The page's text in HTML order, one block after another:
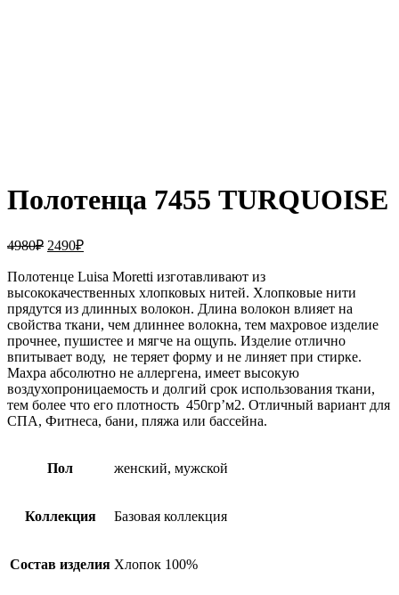
Полотенца 7455 TURQUOISE
4980₽ Первоначальная
составляла
4980₽.
2490₽Текущая
2490₽.
Полотенце Luisa Moretti изготавливают из
высококачественных хлопковых нитей. Хлопковые нити
прядутся из длинных волокон. Длина волокон влияет на
свойства ткани, чем длиннее волокна, тем махровое изделие
прочнее, пушистее и мягче на ощупь. Изделие отлично
впитывает воду, не теряет форму и не линяет при стирке.
Махра абсолютно не аллергена, имеет высокую
воздухопроницаемость и долгий срок использования ткани,
тем более что его плотность 450гр’м2. Отличный вариант для
СПА, Фитнеса, бани, пляжа или бассейна.
Пол женский, мужской
Коллекция Базовая коллекция
Состав изделия Хлопок 100%